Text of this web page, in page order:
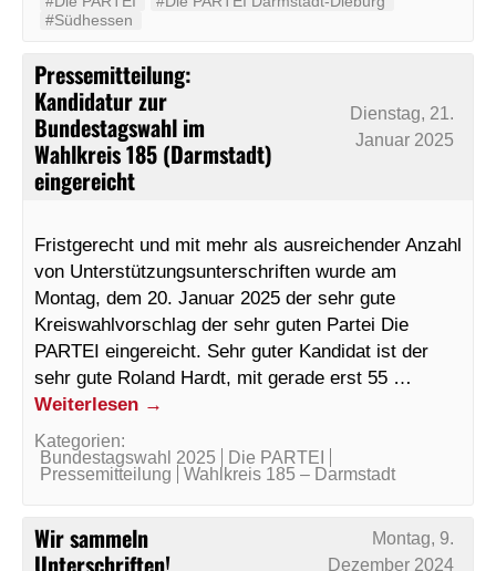
#Südhessen
Pressemitteilung:
Kandidatur zur
Bundestagswahl im
Wahlkreis 185 (Darmstadt)
eingereicht
Dienstag, 21.
Januar 2025
Fristgerecht und mit mehr als ausreichender Anzahl
von Unterstützungsunterschriften wurde am
Montag, dem 20. Januar 2025 der sehr gute
Kreiswahlvorschlag der sehr guten Partei Die
PARTEI eingereicht. Sehr guter Kandidat ist der
sehr gute Roland Hardt, mit gerade erst 55 …
Weiterlesen →
Kategorien:
Bundestagswahl 2025
Die PARTEI
Pressemitteilung
Wahlkreis 185 – Darmstadt
Wir sammeln
Montag, 9.
Dezember 2024